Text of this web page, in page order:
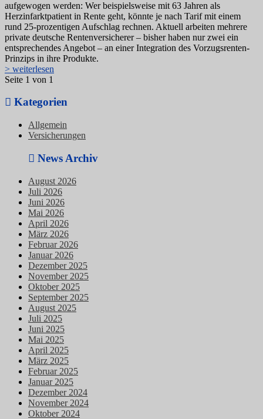
aufgewogen werden: Wer beispielsweise mit 63 Jahren als
Herzinfarktpatient in Rente geht, könnte je nach Tarif mit einem
rund 25-prozentigen Aufschlag rechnen. Aktuell arbeiten mehrere
private deutsche Rentenversicherer – bisher haben nur zwei ein
entsprechendes Angebot – an einer Integration des Vorzugsrenten-
Prinzips in ihre Produkte.
> weiterlesen
Seite 1 von 1
Kategorien
Allgemein
Versicherungen
News Archiv
August 2026
Juli 2026
Juni 2026
Mai 2026
April 2026
März 2026
Februar 2026
Januar 2026
Dezember 2025
November 2025
Oktober 2025
September 2025
August 2025
Juli 2025
Juni 2025
Mai 2025
April 2025
März 2025
Februar 2025
Januar 2025
Dezember 2024
November 2024
Oktober 2024